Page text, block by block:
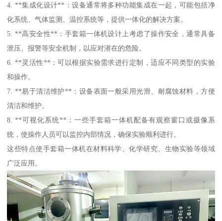
4. **集成化设计**：设备通常将多种功能集成在一起，可能包括净
化系统、气体监测、温控系统等，提供一体化的解决方案。
5. **高安全性**：手套箱一体机设计上考虑了操作安全，通常具备
泄压、报警等安全机制，以应对潜在的危险。
6. **灵活性**：可以根据实验需求进行定制，适应不同类型的实验
和操作。
7. **易于清洁维护**：设备表面一般采用光滑、耐腐蚀材料，方便
清洁和维护。
8. **可视化系统**：一些手套箱一体机配备有观察窗口或摄像系
统，使操作人员可以监控内部情况，确保实验顺利进行。
这些特点使手套箱一体机在材料科学、化学研究、生物实验等领域
广泛应用。